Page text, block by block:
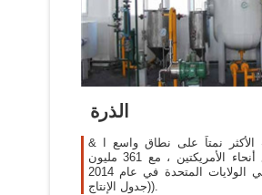
الذرة
الأكثر نمتاً على نطاق واسع ا &
قتصاص في جميع أنحاء الأمريكتين ، مع 361 مليون
طن متري نمت في الولايات المتحدة في عام 2014
(جدول الإنتاج).